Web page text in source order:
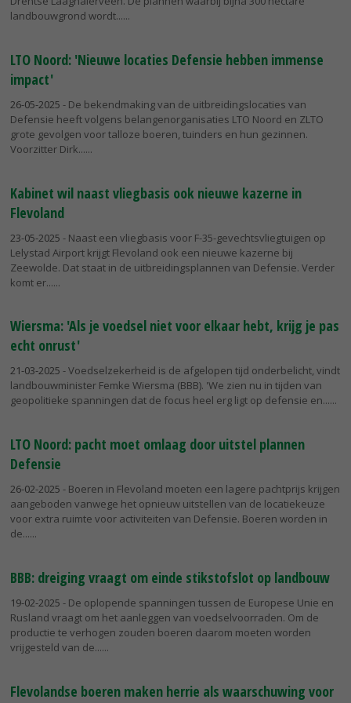
landbouwgrond wordt...
LTO Noord: 'Nieuwe locaties Defensie hebben immense
impact'
26-05-2025 - De bekendmaking van de uitbreidingslocaties van
Defensie heeft volgens belangenorganisaties LTO Noord en ZLTO
grote gevolgen voor talloze boeren, tuinders en hun gezinnen.
Voorzitter Dirk...
Kabinet wil naast vliegbasis ook nieuwe kazerne in
Flevoland
23-05-2025 - Naast een vliegbasis voor F-35-gevechtsvliegtuigen op
Lelystad Airport krijgt Flevoland ook een nieuwe kazerne bij
Zeewolde. Dat staat in de uitbreidingsplannen van Defensie. Verder
komt er...
Wiersma: 'Als je voedsel niet voor elkaar hebt, krijg je pas
echt onrust'
21-03-2025 - Voedselzekerheid is de afgelopen tijd onderbelicht, vindt
landbouwminister Femke Wiersma (BBB). 'We zien nu in tijden van
geopolitieke spanningen dat de focus heel erg ligt op defensie en...
LTO Noord: pacht moet omlaag door uitstel plannen
Defensie
26-02-2025 - Boeren in Flevoland moeten een lagere pachtprijs krijgen
aangeboden vanwege het opnieuw uitstellen van de locatiekeuze
voor extra ruimte voor activiteiten van Defensie. Boeren worden in
de...
BBB: dreiging vraagt om einde stikstofslot op landbouw
19-02-2025 - De oplopende spanningen tussen de Europese Unie en
Rusland vraagt om het aanleggen van voedselvoorraden. Om de
productie te verhogen zouden boeren daarom moeten worden
vrijgesteld van de...
Flevolandse boeren maken herrie als waarschuwing voor